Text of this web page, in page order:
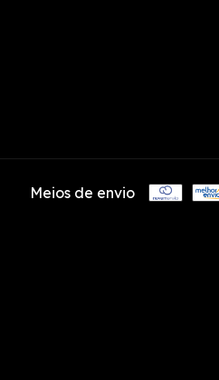
Meios de envio